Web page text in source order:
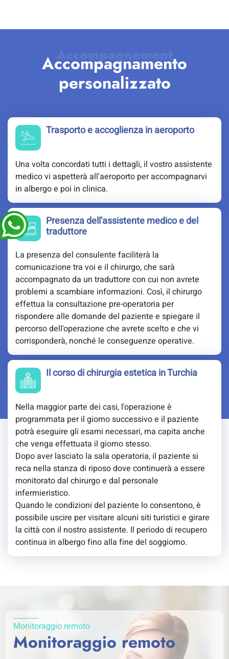
Accompagnamento
personalizzato
Trasporto e accoglienza in aeroporto
Una volta concordati tutti i dettagli, il vostro assistente
medico vi aspetterà all'aeroporto per accompagnarvi
in albergo e poi in clinica.
Presenza dell'assistente medico e del
traduttore
La presenza del consulente faciliterà la
comunicazione tra voi e il chirurgo, che sarà
accompagnato da un traduttore con cui non avrete
problemi a scambiare informazioni. Così, il chirurgo
effettua la consultazione pre-operatoria per
rispondere alle domande del paziente e spiegare il
percorso dell'operazione che avrete scelto e che vi
corrisponderà, nonché le conseguenze operative.
Il corso di chirurgia estetica in Turchia
Nella maggior parte dei casi, l'operazione è
programmata per il giorno successivo e il paziente
potrà eseguire gli esami necessari, ma capita anche
che venga effettuata il giorno stesso.
Dopo aver lasciato la sala operatoria, il paziente si
reca nella stanza di riposo dove continuerà a essere
monitorato dal chirurgo e dal personale
infermieristico.
Quando le condizioni del paziente lo consentono, è
possibile uscire per visitare alcuni siti turistici e girare
la città con il nostro assistente. Il periodo di recupero
continua in albergo fino alla fine del soggiorno.
Monitoraggio remoto
Monitoraggio remoto